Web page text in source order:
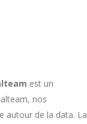
est un
nos
autour de la data. La